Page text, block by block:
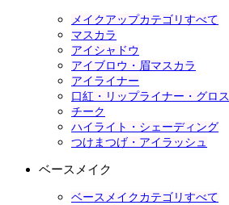
メイクアップカテゴリすべて
マスカラ
アイシャドウ
アイブロウ・眉マスカラ
アイライナー
口紅・リップライナー・グロス
チーク
ハイライト・シェーディング
つけまつげ・アイラッシュ
ベースメイク
ベースメイクカテゴリすべて